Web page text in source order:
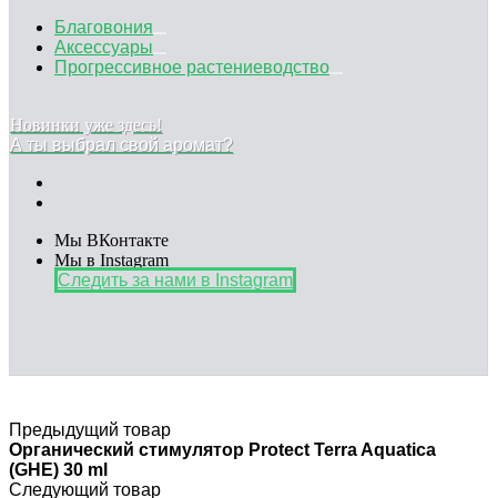
Благовония
Аксессуары
Прогрессивное растениеводство
Новинки уже здесь!
А ты выбрал свой аромат?
Мы ВКонтакте
Мы в Instagram
Следить за нами в Instagram
Предыдущий товар
Органический стимулятор Protect Terra Aquatica
(GHE) 30 ml
Следующий товар